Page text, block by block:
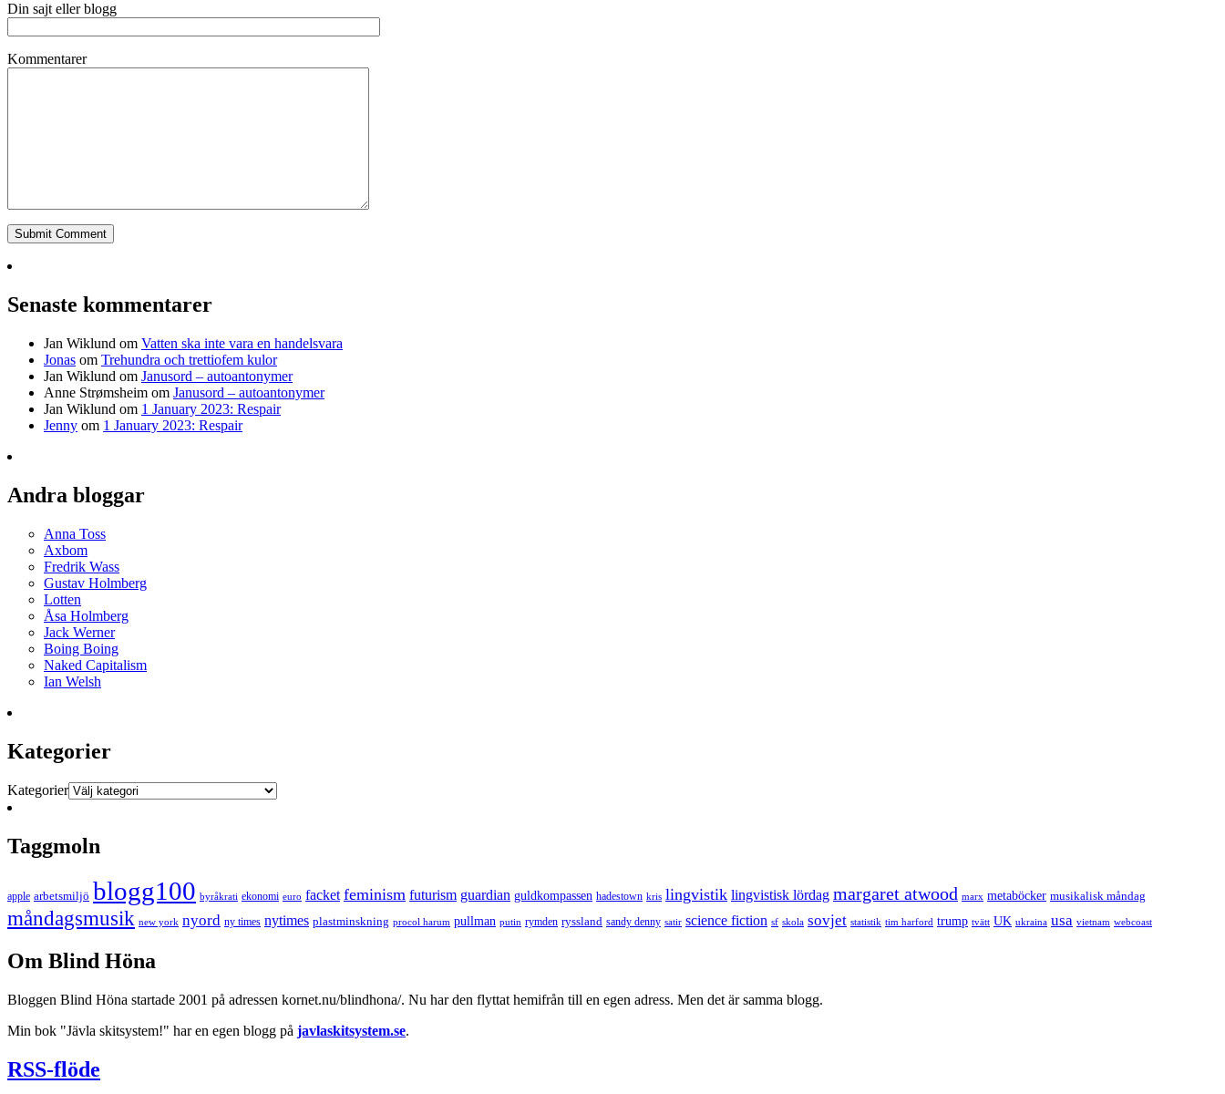
Din sajt eller blogg
Kommentarer
Senaste kommentarer
Jan Wiklund om Vatten ska inte vara en handelsvara
Jonas om Trehundra och trettiofem kulor
Jan Wiklund om Janusord – autoantonymer
Anne Strømsheim om Janusord – autoantonymer
Jan Wiklund om 1 January 2023: Respair
Jenny om 1 January 2023: Respair
Andra bloggar
Anna Toss
Axbom
Fredrik Wass
Gustav Holmberg
Lotten
Åsa Holmberg
Jack Werner
Boing Boing
Naked Capitalism
Ian Welsh
Kategorier
Kategorier
Taggmoln
apple arbetsmiljö blogg100 byråkrati ekonomi euro facket feminism futurism guardian guldkompassen hadestown kris lingvistik lingvistisk lördag margaret atwood marx metaböcker musikalisk måndag
måndagsmusik new york nyord ny times nytimes plastminskning procol harum pullman putin rymden ryssland sandy denny satir science fiction sf skola sovjet statistik tim harford trump tvätt UK ukraina usa vietnam webcoast
Om Blind Höna
Bloggen Blind Höna startade 2001 på adressen kornet.nu/blindhona/. Nu har den flyttat hemifrån till en egen adress. Men det är samma blogg.
Min bok "Jävla skitsystem!" har en egen blogg på javlaskitsystem.se.
RSS-flöde